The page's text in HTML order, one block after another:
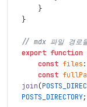
}
}
// mdx 파일 경로
export function
const files :
const
join(
POSTS_DIRECTORY;